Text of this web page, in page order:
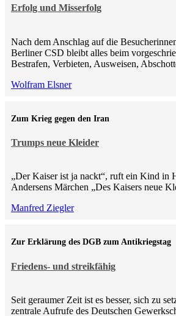
Erfolg und Misserfolg
Nach dem Anschlag auf die
Berliner CSD bleibt alles beim
Bestrafen, Verbieten, Ausweisen,
Wolfram Elsner
Trumps neue Kleider
Zum Krieg gegen den Iran
„Der Kaiser ist ja nackt“, ruft ein Kind in
Andersens Märchen „Des Kaisers neue
Manfred Ziegler
Friedens- und streikfähig
Zur Erklärung des DGB zum Antikriegstag
Seit geraumer Zeit ist es besser, sich zu
zentrale Aufrufe des Deutschen